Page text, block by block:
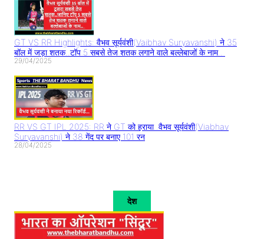
GT VS RR Highlights: वैभव सूर्यवंशी(Vaibhav Suryavanshi) ने 35
बॉल में जड़ा शतक..टॉप 5 सबसे तेज शतक लगाने वाले बल्लेबाजों के नाम..
29/04/2025
RR VS GT IPL 2025: RR ने GT को हराया..वैभव सूर्यवंशी(Viabhav
Suryavanshi) ने 38 गेंद पर बनाए 101 रन
28/04/2025
देश